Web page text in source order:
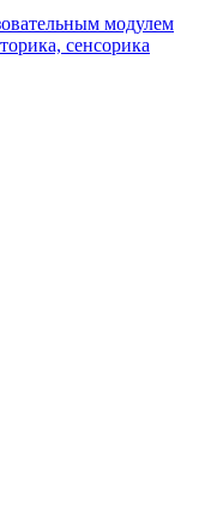
модулем
сенсорика